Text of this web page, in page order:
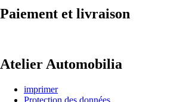
Paiement et livraison
Atelier Automobilia
imprimer
Protection des données